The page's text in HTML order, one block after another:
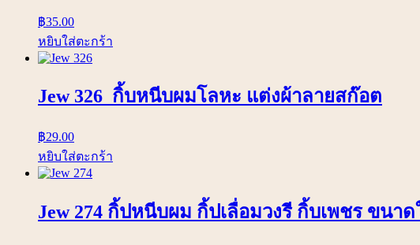
฿35.00
หยิบใส่ตะกร้า
Jew 326 กิ้บหนีบผมโลหะ แต่งผ้าลายสก๊อต
฿29.00
หยิบใส่ตะกร้า
Jew 274 กิ้ปหนีบผม กิ้ปเลื่อมวงรี กิ้บเพชร ขนาด